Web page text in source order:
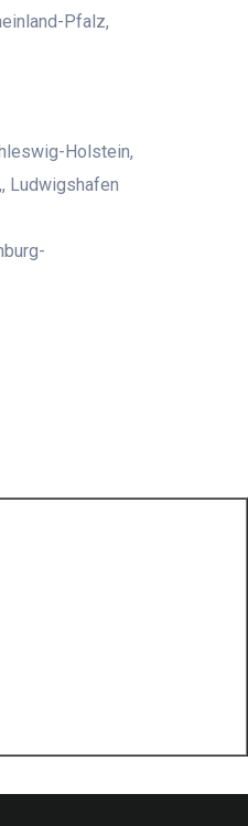
Pfalz,
Holstein,
Ludwigshafen